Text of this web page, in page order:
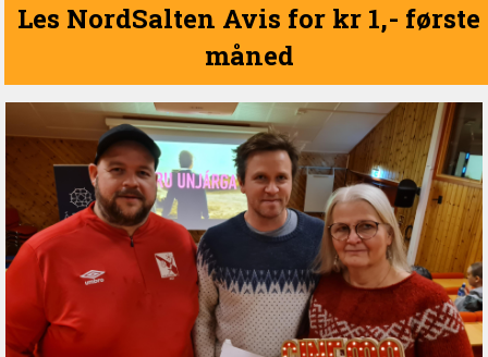
Les NordSalten Avis for kr 1,- første
måned